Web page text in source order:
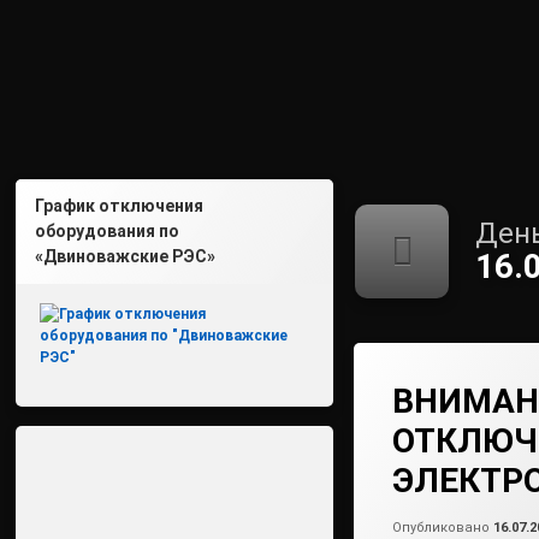
Опубликовано
График отключения
оборудования по
«Двиноважские РЭС»